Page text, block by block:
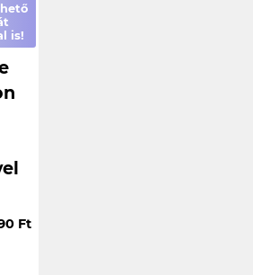
is!
Ft